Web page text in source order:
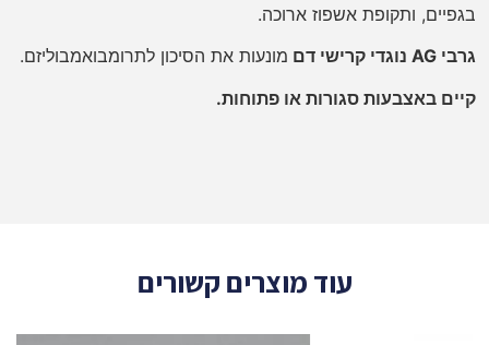
בגפיים, ותקופת אשפוז ארוכה.
גרבי AG נוגדי קרישי דם
מונעות את הסיכון לתרומבואמבוליזם.
קיים באצבעות סגורות או פתוחות.
עוד מוצרים קשורים